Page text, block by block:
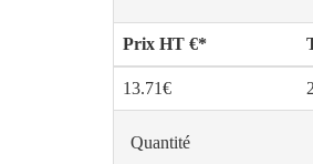
Prix HT €*
13.71€
Quantité